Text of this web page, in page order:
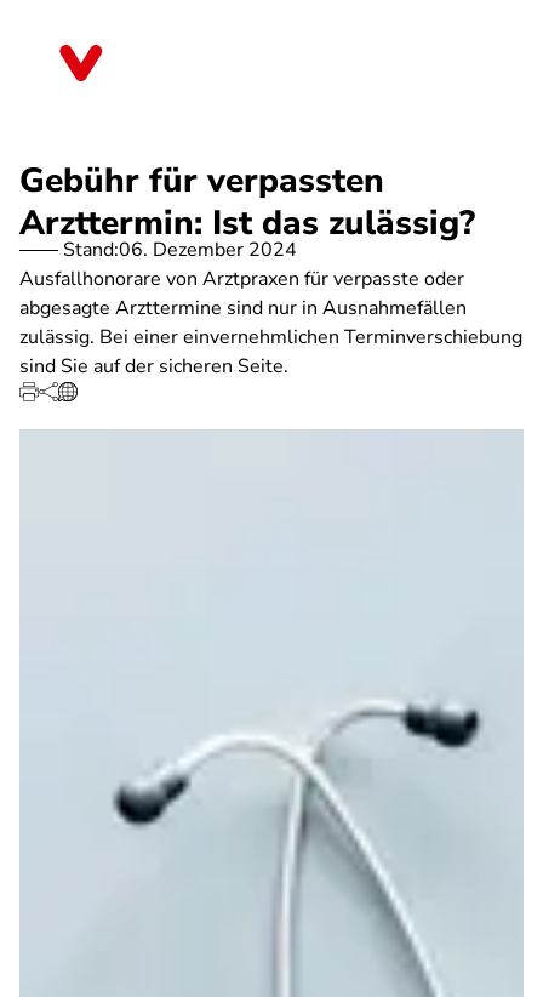
Gebühr für verpassten
Arzttermin: Ist das zulässig?
Stand:06. Dezember 2024
Ausfallhonorare von Arztpraxen für verpasste oder
abgesagte Arzttermine sind nur in Ausnahmefällen
zulässig. Bei einer einvernehmlichen Terminverschiebung
sind Sie auf der sicheren Seite.